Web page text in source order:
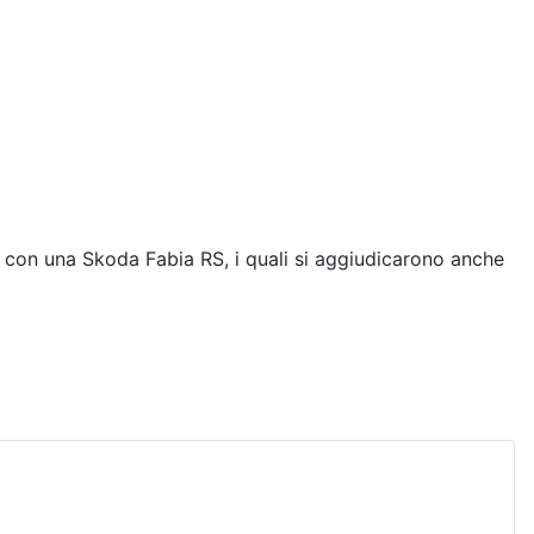
una Skoda Fabia RS, i quali si aggiudicarono anche